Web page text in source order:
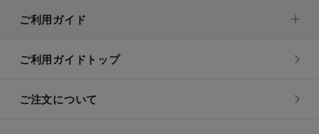
ご利用ガイド
ご利用ガイドトップ
ご注文について